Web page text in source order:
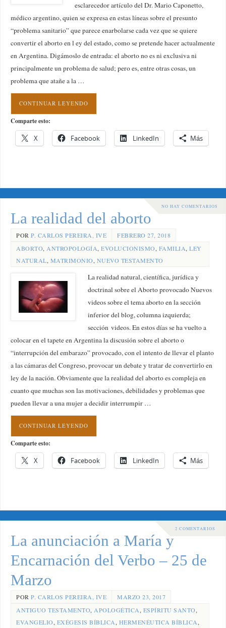
esclarecedor artículo del Dr. Mario Caponetto,
médico argentino, quien se expresa en estas líneas sobre el presunto
“problema sanitario” que parece enarbolarse cada vez que se quiere
convertir el aborto en l ey del estado, como se pretende hacer actualmente
en Argentina. Digámoslo de entrada: el aborto no es ni exclusiva ni
principalmente un problema de salud; pero es, entre otras cosas, un
problema que atañe a la …
CONTINUAR LEYENDO
Comparte esto:
X Facebook LinkedIn Más
NO HAY COMENTARIOS
La realidad del aborto
PORP. CARLOS PEREIRA, IVE
FEBRERO 27, 2018
ABORTO,ANTROPOLOGÍA,EVOLUCIONISMO, FAMILIA,LEY
NATURAL, MATRIMONIO, NUEVO TESTAMENTO
La realidad natural, científica, jurídica y
doctrinal sobre el Aborto provocado Nuevos
videos sobre el tema aborto en la sección
inferior del blog, columna izquierda;
sección videos. En estos días se ha vuelto a
colocar en el tapete en Argentina la discusión sobre el aborto o
“interrupción del embarazo” provocado, con el intento de llevar el planto
a las cámaras del Congreso, provocar un debate y tratar de convertirlo en
ley de la nación. Obviamente que la realidad del aborto es compleja en
cuanto que muchas son las motivaciones, debilidades y problemas que
pueden llevar a una mujer a decidir interrumpir …
CONTINUAR LEYENDO
Comparte esto:
X Facebook LinkedIn Más
2 COMENTARIOS
La anunciación a María y
Encarnación del Verbo – 25 de
Marzo
PORP. CARLOS PEREIRA, IVE
MARZO 23, 2017
ANTIGUO TESTAMENTO,APOLOGÉTICA, ESPÍRITU SANTO,
EVANGELIO, EXÉGESIS BÍBLICA, HERMENÉUTICA BÍBLICA,